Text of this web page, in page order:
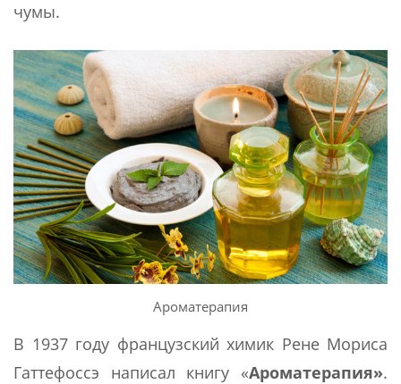
чумы.
Ароматерапия
В 1937 году французский химик Рене Мориса
Гаттефоссэ написал книгу «Ароматерапия».